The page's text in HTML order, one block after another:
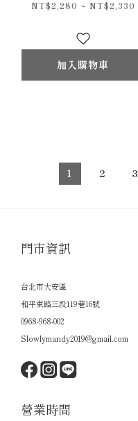
NT$2,280 ~ NT$2,330
加入購物車
1 2 3
門市資訊
台北市大安區
和平東路三段119巷16號
0968-968-002
Slowlymandy2019@gmail.com
營業時間